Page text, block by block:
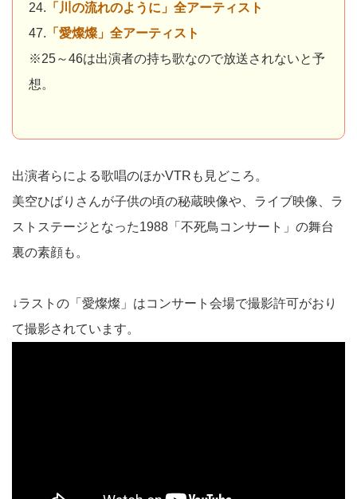
24. 「川の流れのように」全アーティスト
47. 「愛燦燦」全アーティスト
※25～46は出演者の持ち歌なので放送されないと予
想。
出演者らによる歌唱のほかVTRも見どころ。
美空ひばりさんが子供の頃の秘蔵映像や、ライブ映像、ラ
ストステージとなった1988「不死鳥コンサート」の舞台
裏の素顔も。
↓ラストの「愛燦燦」はコンサート会場で撮影許可がおり
て撮影されています。